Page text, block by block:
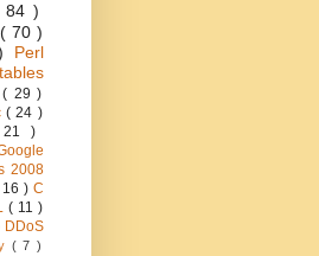
84 )
( 70 )
Perl
( 29 )
( 24 )
)
2008
16 )C
( 11 )
DDoS
( 7 )